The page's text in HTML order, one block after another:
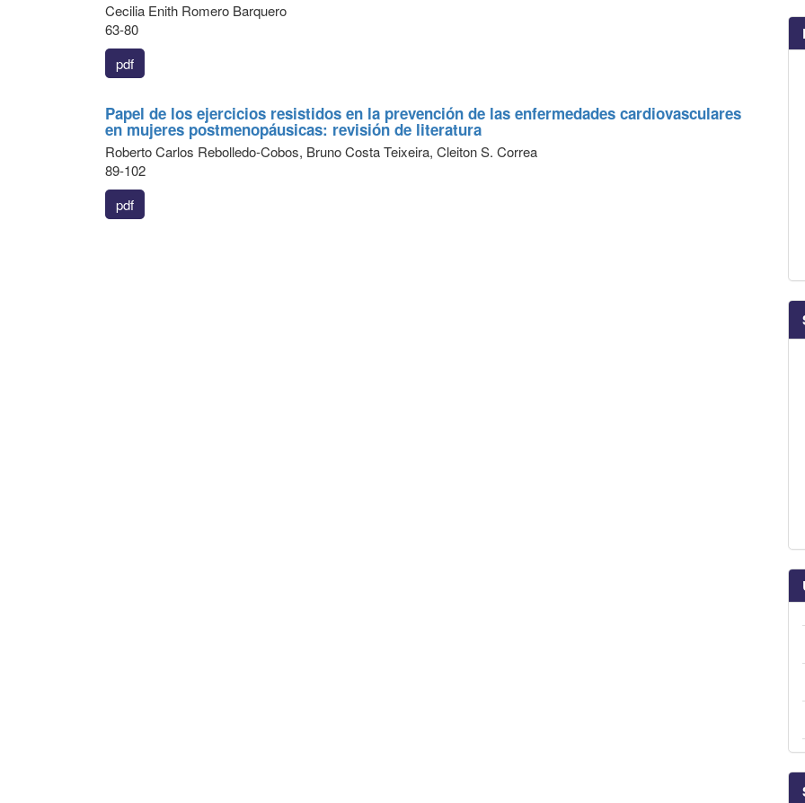
Cecilia Enith Romero Barquero
63-80
pdf
Papel de los ejercicios resistidos en la prevención de las enfermedades cardiovasculares
en mujeres postmenopáusicas: revisión de literatura
Roberto Carlos Rebolledo-Cobos, Bruno Costa Teixeira, Cleiton S. Correa
89-102
pdf